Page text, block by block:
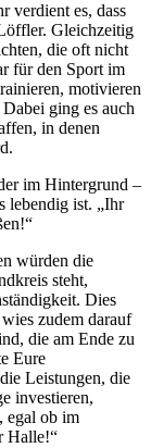
verdient es, dass
Gleichzeitig
die oft nicht
für den Sport im
motivieren
ging es auch
in denen
im Hintergrund –
lebendig ist. „Ihr
würden die
steht,
Dies
zudem darauf
die am Ende zu
Eure
Leistungen, die
investieren,
egal ob im
Halle!“